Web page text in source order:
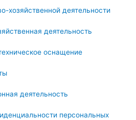
хозяйственной деятельности
деятельность
оснащение
деятельность
персональных